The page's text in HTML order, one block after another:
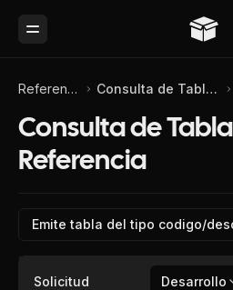
Toggle Menu
Referencia de API Consulta de Tablas de Referencia
Consulta de
Referencia
Emite tabla del tipo codigo/
Solicitud Desarrollo